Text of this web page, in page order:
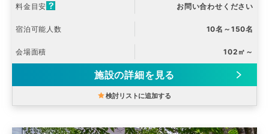
料金目安 お問い合わせください
宿泊可能人数 10名～150名
会場面積 102㎡～
施設の詳細を見る
検討リストに追加する